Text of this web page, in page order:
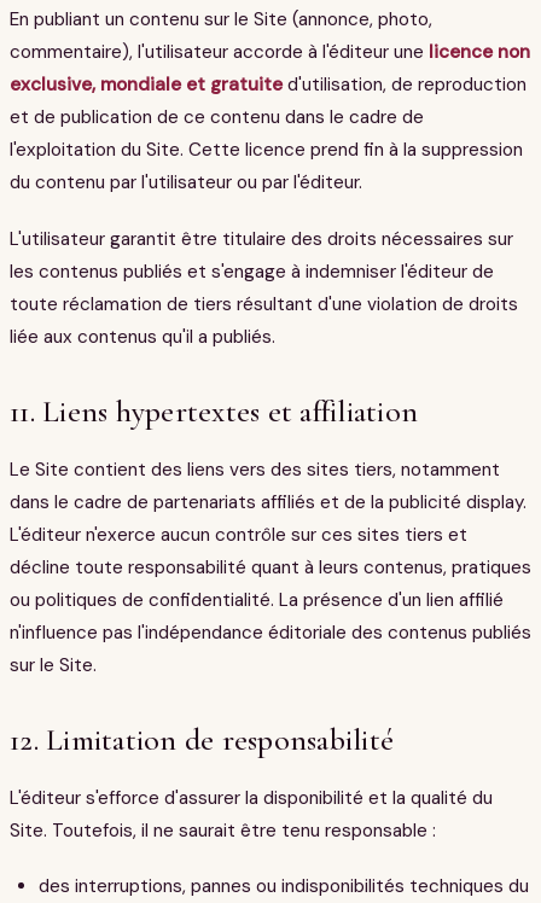
En publiant un contenu sur le Site (annonce, photo,
commentaire), l'utilisateur accorde à l'éditeur une licence non
exclusive, mondiale et gratuited'utilisation, de reproduction
et de publication de ce contenu dans le cadre de
l'exploitation du Site. Cette licence prend fin à la suppression
du contenu par l'utilisateur ou par l'éditeur.
L'utilisateur garantit être titulaire des droits nécessaires sur
les contenus publiés et s'engage à indemniser l'éditeur de
toute réclamation de tiers résultant d'une violation de droits
liée aux contenus qu'il a publiés.
11. Liens hypertextes et affiliation
Le Site contient des liens vers des sites tiers, notamment
dans le cadre de partenariats affiliés et de la publicité display.
L'éditeur n'exerce aucun contrôle sur ces sites tiers et
décline toute responsabilité quant à leurs contenus, pratiques
ou politiques de confidentialité. La présence d'un lien affilié
n'influence pas l'indépendance éditoriale des contenus publiés
sur le Site.
12. Limitation de responsabilité
L'éditeur s'efforce d'assurer la disponibilité et la qualité du
Site. Toutefois, il ne saurait être tenu responsable :
des interruptions, pannes ou indisponibilités techniques du